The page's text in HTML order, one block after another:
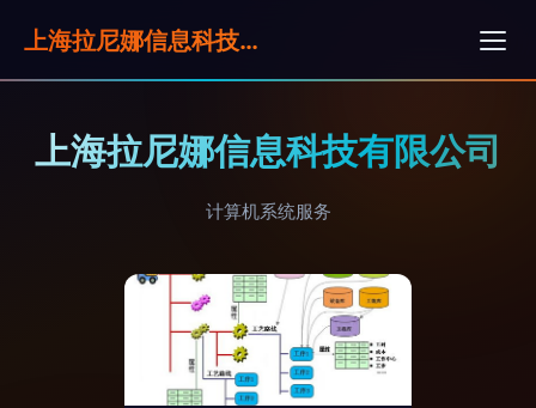
上海拉尼娜信息科技有限公司
上海拉尼娜信息科技有限公司
计算机系统服务